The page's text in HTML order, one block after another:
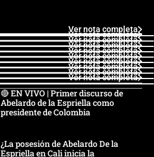
Ver nota completa
Ver nota completa
Ver nota completa
Ver nota completa
Ver nota completa
Ver nota completa
Ver nota completa
Ver nota completa
Ver nota completa
Ver nota completa
🔴 EN VIVO | Primer discurso de
Abelardo de la Espriella como
presidente de Colombia
¿La posesión de Abelardo De la
Espriella en Cali inicia la